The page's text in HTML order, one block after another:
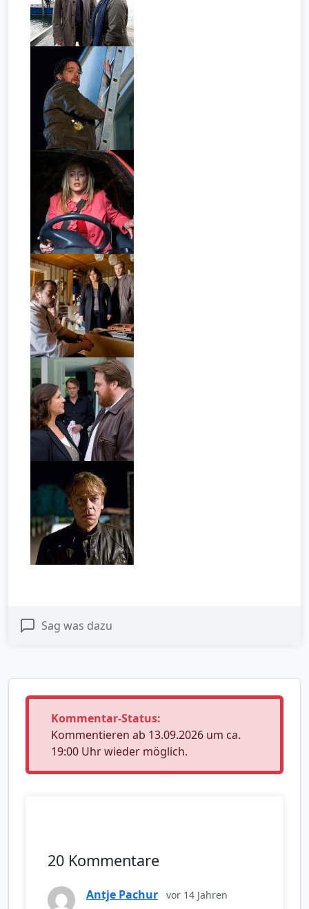
Sag was dazu
Kommentar-Status:
Kommentieren ab 13.09.2026 um ca.
19:00 Uhr wieder möglich.
20 Kommentare
Antje Pachur vor 14 Jahren